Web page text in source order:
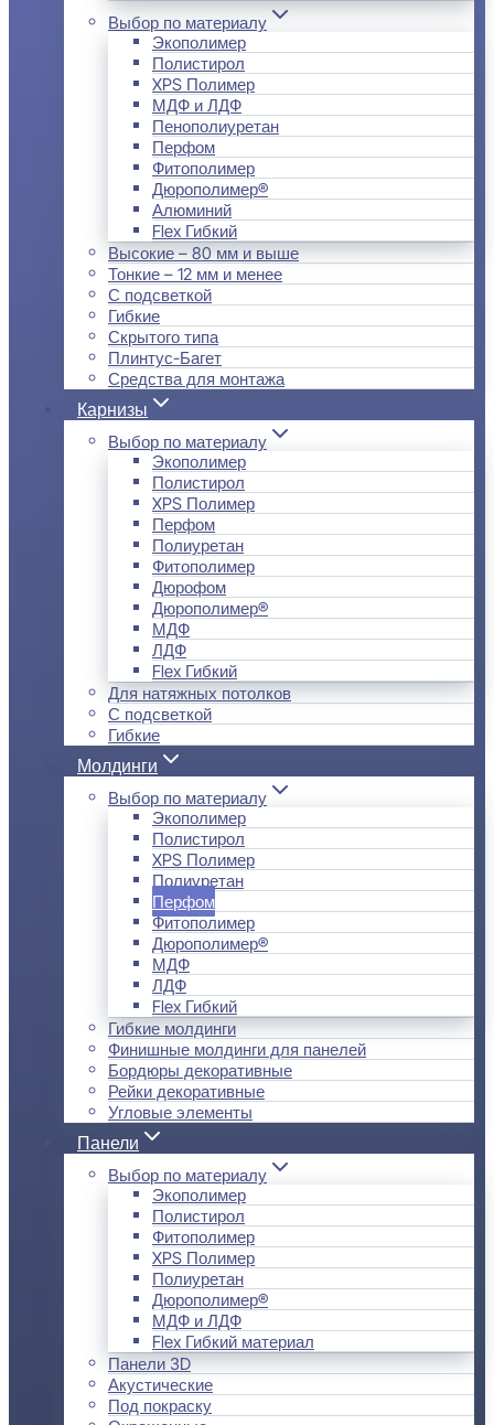
Выбор по материалу
Экополимер
Полистирол
XPS Полимер
МДФ и ЛДФ
Пенополиуретан
Перфом
Фитополимер
Дюрополимер®
Алюминий
Flex Гибкий
Высокие – 80 мм и выше
Тонкие – 12 мм и менее
С подсветкой
Гибкие
Скрытого типа
Плинтус-Багет
Средства для монтажа
Карнизы
Выбор по материалу
Экополимер
Полистирол
XPS Полимер
Перфом
Полиуретан
Фитополимер
Дюрофом
Дюрополимер®
МДФ
ЛДФ
Flex Гибкий
Для натяжных потолков
С подсветкой
Гибкие
Молдинги
Выбор по материалу
Экополимер
Полистирол
XPS Полимер
Полиуретан
Перфом
Фитополимер
Дюрополимер®
МДФ
ЛДФ
Flex Гибкий
Гибкие молдинги
Финишные молдинги для панелей
Бордюры декоративные
Рейки декоративные
Угловые элементы
Панели
Выбор по материалу
Экополимер
Полистирол
Фитополимер
XPS Полимер
Полиуретан
Дюрополимер®
МДФ и ЛДФ
Flex Гибкий материал
Панели 3D
Акустические
Под покраску